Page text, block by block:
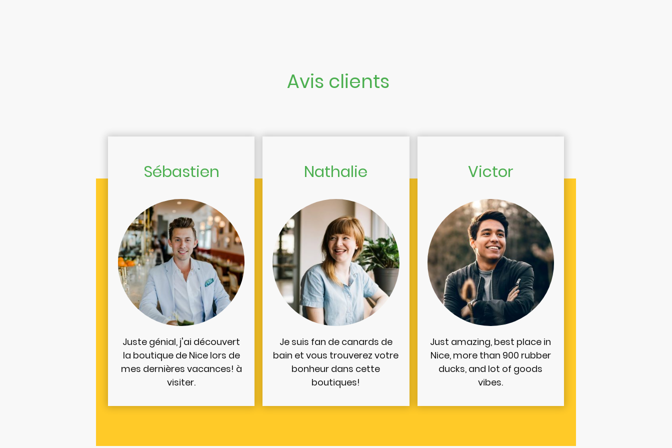
Avis clients
Sébastien
Juste génial, j'ai découvert
la boutique de Nice lors de
mes dernières vacances! à
visiter.
Nathalie
Je suis fan de canards de
bain et vous trouverez votre
bonheur dans cette
boutiques!
Victor
Just amazing, best place in
Nice, more than 900 rubber
ducks, and lot of goods
vibes.